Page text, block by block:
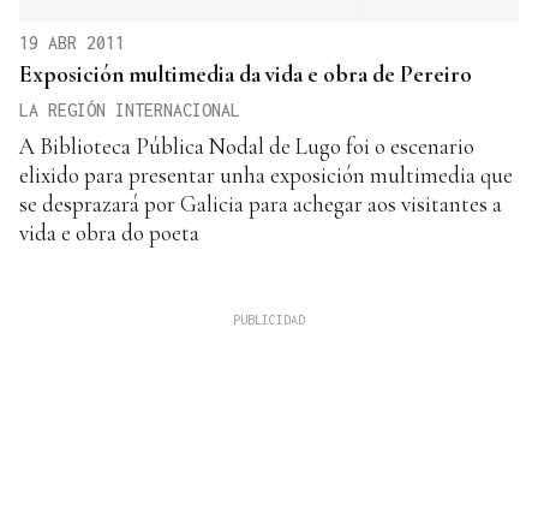
19 ABR 2011
Exposición multimedia da vida e obra de Pereiro
LA REGIÓN INTERNACIONAL
A Biblioteca Pública Nodal de Lugo foi o escenario
elixido para presentar unha exposición multimedia que
se desprazará por Galicia para achegar aos visitantes a
vida e obra do poeta